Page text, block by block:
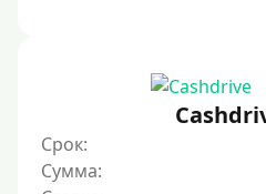
Срок:
Сумма: